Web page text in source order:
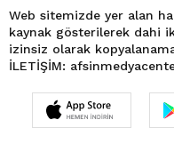
BÜYÜKŞEHİR BELEDİYESİ
FOTO GALERİ
MAGAZİN
SAĞLIK
YEREL HABERLER
SİYASET
SPOR
TEKNOLOJİ
FOTO GALERİ
MAGAZİN
Web sitemizde yer alan
kaynak gösterilerek dahi
izinsiz olarak
İLETİŞİM: